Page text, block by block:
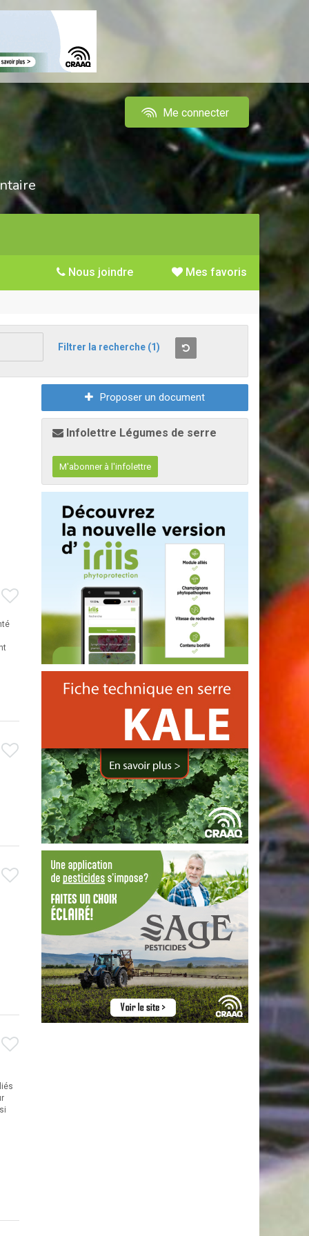
Me connecter
Mes favoris
Nous joindre
Filtrer la recherche (1)
Proposer un document
Infolettre Légumes de serre
M'abonner à l'infolettre